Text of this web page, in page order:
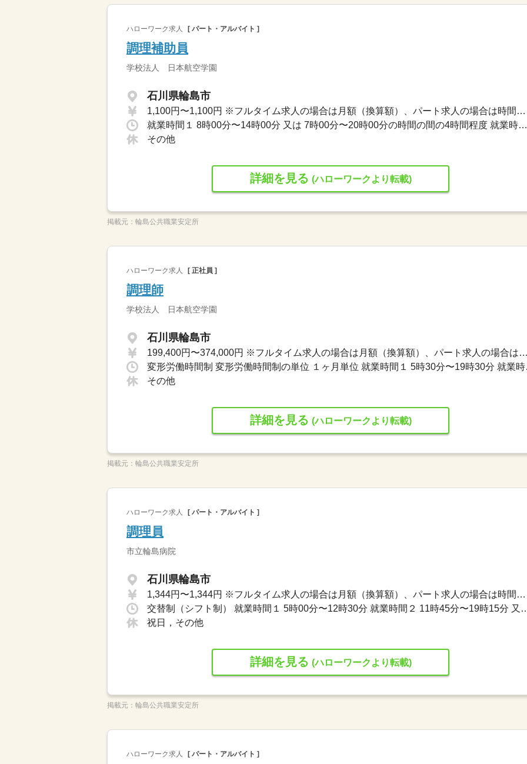
ハローワーク求人 [ パート・アルバイト ]
調理補助員
学校法人 日本航空学園
石川県輪島市
1,100円〜1,100円 ※フルタイム求人の場合は月額（換算額）、パート求人の場合は時間額を表示しています。
就業時間１ 8時00分〜14時00分 又は 7時00分〜20時00分の時間の間の4時間程度 就業時間に関する特記事項 ・就業時間について相談可
その他
詳細を見る (ハローワークより転載)
掲載元： 輪島公共職業安定所
ハローワーク求人 [ 正社員 ]
調理師
学校法人 日本航空学園
石川県輪島市
199,400円〜374,000円 ※フルタイム求人の場合は月額（換算額）、パート求人の場合は時間額を表示しています。
変形労働時間制 変
その他
詳細を見る (ハローワークより転載)
掲載元： 輪島公共職業安定所
ハローワーク求人 [ パート・アルバイト ]
調理員
市立輪島病院
石川県輪島市
1,344円〜1,344円 ※フルタイム求人の場合は月額（換算額）、パート求人の場合は時間額を表示しています。
交替制（シフト制） 就業時間１ 5時00分〜12時30分 就業時間２ 11時45分〜19時15分 又は 9時15分〜
祝日，その他
詳細を見る (ハローワークより転載)
掲載元： 輪島公共職業安定所
ハローワーク求人 [ パート・アルバイト ]